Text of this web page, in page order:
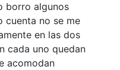
borro algunos
cuenta no se me
en las dos
cada uno quedan
acomodan